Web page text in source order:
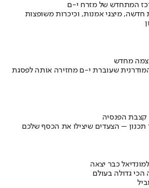
המתחדש של מזרח י-ם
חדשה, מיצגי אמנות, וכיכרות משופצות
מחדש
שעוברת י-ם מחזירה אותה לפסגת
קצבת הפנסיה
– הצעדים שיצילו את הכסף שלכם
כבר יצאה
גדולה בעולם